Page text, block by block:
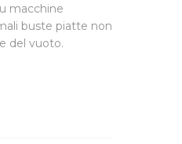
macchine
buste piatte non
del vuoto.